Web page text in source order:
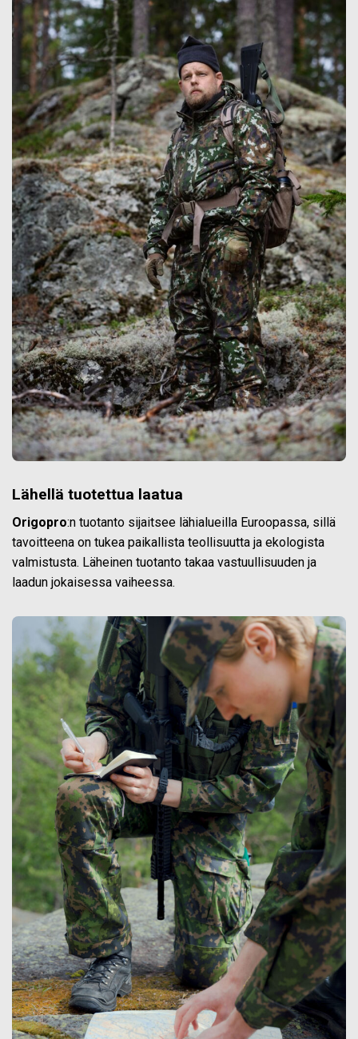
Lähellä tuotettua laatua
Origopro:n tuotanto sijaitsee lähialueilla Euroopassa, sillä
tavoitteena on tukea paikallista teollisuutta ja ekologista
valmistusta. Läheinen tuotanto takaa vastuullisuuden ja
laadun jokaisessa vaiheessa.